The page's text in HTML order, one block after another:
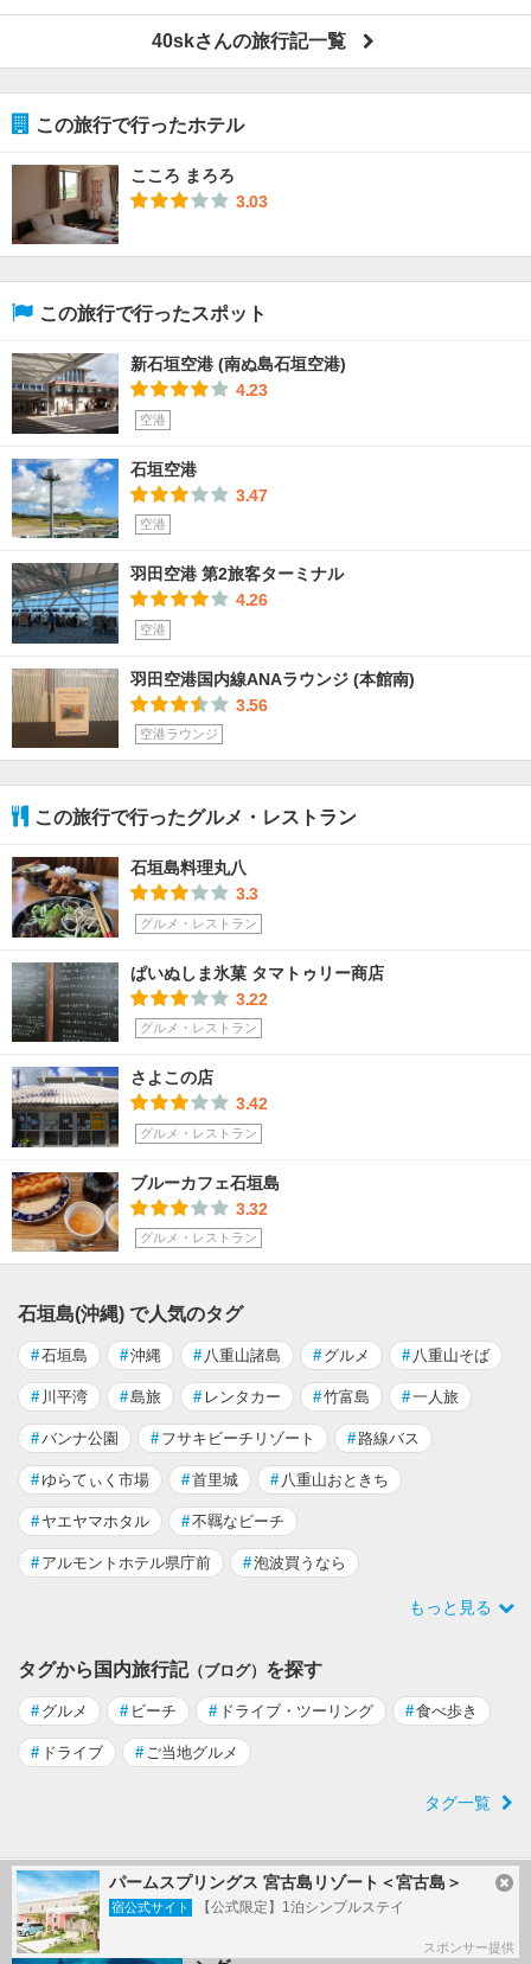
40skさんの旅行記一覧
この旅行で行ったホテル
こころ まろろ
3.03
この旅行で行ったスポット
新石垣空港 (南ぬ島石垣空港)
4.23
空港
石垣空港
3.47
空港
羽田空港 第2旅客ターミナル
4.26
空港
羽田空港国内線ANAラウンジ (本館南)
3.56
空港ラウンジ
この旅行で行ったグルメ・レストラン
石垣島料理丸八
3.3
グルメ・レストラン
ぱいぬしま氷菓 タマトゥリー商店
3.22
グルメ・レストラン
さよこの店
3.42
グルメ・レストラン
ブルーカフェ石垣島
3.32
グルメ・レストラン
石垣島(沖縄) で人気のタグ
#石垣島 #沖縄 # 八重山諸島 # グルメ # 八重山そば
# 川平湾 #島旅 # レンタカー #竹富島 #一人旅
#バンナ公園 # フサキビーチリゾート # 路線バス
#ゆらてぃく市場 #首里城 # 八重山おときち
# ヤエヤマホタル #不羈なビーチ
# アルモントホテル県庁前 #泡波買うなら
もっと見る
タグから国内旅行記（ブログ） を探す
# グルメ # ビーチ # ドライブ・ツーリング #食べ歩き
# ドライブ # ご当地グルメ
タグ一覧
石垣島(沖縄) の旅行記
石垣島でマンタに会えるシュノーケリ
パームスプリングス 宮古島リゾート＜宮古島＞
宿公式サイト 【公式限定】1泊シンプルステイ
スポンサー提供